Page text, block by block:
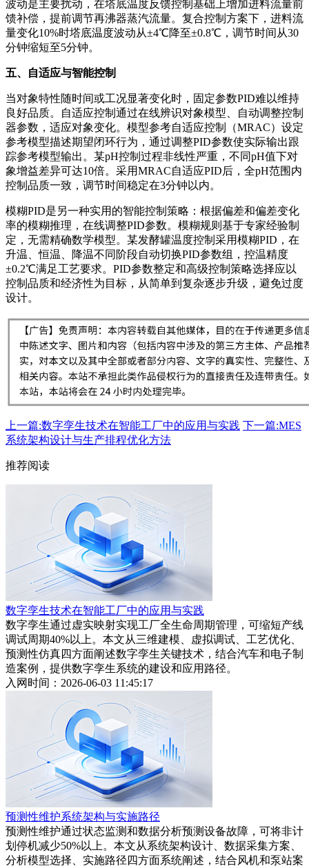
波动是主要扰动，在塔底温度反馈控制基础上增加进料流量前
馈补偿，提前调节再沸器蒸汽流量。复合控制方案下，进料流
量变化10%时塔底温度波动从±4℃降至±0.8℃，调节时间从30
分钟缩短至5分钟。
五、自适应与智能控制
当对象特性随时间或工况显著变化时，固定参数PID难以维持
良好品质。自适应控制通过在线辨识对象模型、自动调整控制
器参数，适应对象变化。模型参考自适应控制（MRAC）设定
参考模型描述期望闭环行为，通过调整PID参数使实际输出跟
踪参考模型输出。某pH控制过程非线性严重，不同pH值下对
象增益差异可达10倍。采用MRAC自适应PID后，全pH范围内
控制品质一致，调节时间稳定在3分钟以内。
模糊PID是另一种实用的智能控制策略：根据偏差和偏差变化
率的模糊推理，在线调整PID参数。模糊规则基于专家经验制
定，无需精确数学模型。某发酵罐温度控制采用模糊PID，在
升温、恒温、降温不同阶段自动切换PID参数组，控温精度
±0.2℃满足工艺要求。PID参数整定和高级控制策略选择应以
控制品质和经济性为目标，从简单到复杂逐步升级，避免过度
设计。
上一篇:数字孪生技术在智能工厂中的应用与实践 下一篇:MES
系统架构设计与生产排程优化方法
推荐阅读
数字孪生技术在智能工厂中的应用与实践
数字孪生通过虚实映射实现工厂全生命周期管理，可缩短产线
调试周期40%以上。本文从三维建模、虚拟调试、工艺优化、
预测性仿真四方面阐述数字孪生关键技术，结合汽车和电子制
造案例，提供数字孪生系统的建设和应用路径。
入网时间：2026-06-03 11:45:17
预测性维护系统架构与实施路径
预测性维护通过状态监测和数据分析预测设备故障，可将非计
划停机减少50%以上。本文从系统架构设计、数据采集方案、
分析模型选择、实施路径四方面系统阐述，结合风机和泵站案